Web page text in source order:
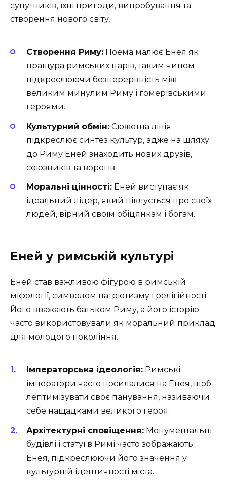
супутників, їхні пригоди, випробування та
створення нового світу.
Створення Риму: Поема малює Енея як
пращура римських царів, таким чином
підкреслюючи безперервність між
великим минулим Риму і гомерівськими
героями.
Культурний обмін: Сюжетна лінія
підкреслює синтез культур, адже на шляху
до Риму Еней знаходить нових друзів,
союзників та ворогів.
Моральні цінності: Еней виступає як
ідеальний лідер, який піклується про своїх
людей, вірний своїм обіцянкам і богам.
Еней у римській культурі
Еней став важливою фігурою в римській
міфології, символом патріотизму і релігійності.
Його вважають батьком Риму, а його історію
часто використовували як моральний приклад
для молодого покоління.
Імператорська ідеологія: Римські
імператори часто посилалися на Енея, щоб
легітимізувати своє панування, називаючи
себе нащадками великого героя.
Архітектурні сповіщення: Монументальні
будівлі і статуї в Римі часто зображають
Енея, підкреслюючи його значення у
культурній ідентичності міста.